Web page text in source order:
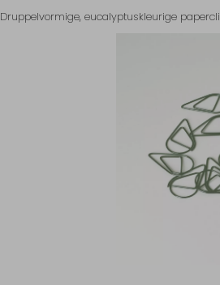
Druppelvormige, eucalyptuskleurige